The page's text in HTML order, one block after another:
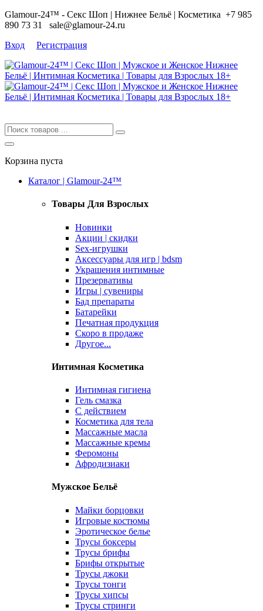
Glamour-24™ - Секс Шоп | Нижнее Бельё | Косметика +7 985
890 73 31 sale@glamour-24.ru
Вход
Регистрация
Корзина пуста
Каталог | Glamour-24™
Товары Для Взрослых
Новинки
Акции | скидки
Sex-игрушки
Аксессуары для игр | bdsm
Украшения интимные
Презервативы
Игры | сувениры
Бад препараты
Батарейки
Печатная продукция
Скоро в продаже
Другое...
Интимная Косметика
Интимная гигиена
Гель смазка
С действием
Косметика для тела
Массажные масла
Массажные кремы
Феромоны
Афродизиаки
Мужское Бельё
Майки борцовки
Игровые костюмы
Эротическое белье
Трусы боксеры
Трусы брифы
Брифы открытые
Трусы джоки
Трусы тонги
Трусы хипсы
Трусы стринги